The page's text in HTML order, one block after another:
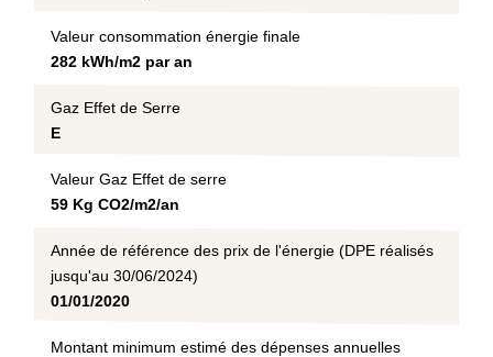
Valeur consommation énergie finale
282 kWh/m2 par an
Gaz Effet de Serre
E
Valeur Gaz Effet de serre
59 Kg CO2/m2/an
Année de référence des prix de l'énergie (DPE réalisés
jusqu'au 30/06/2024)
01/01/2020
Montant minimum estimé des dépenses annuelles